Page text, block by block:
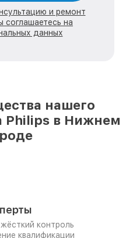
и ремонт
соглашаетесь на
данных
нашего
Philips в Нижнем
контроль
квалификации